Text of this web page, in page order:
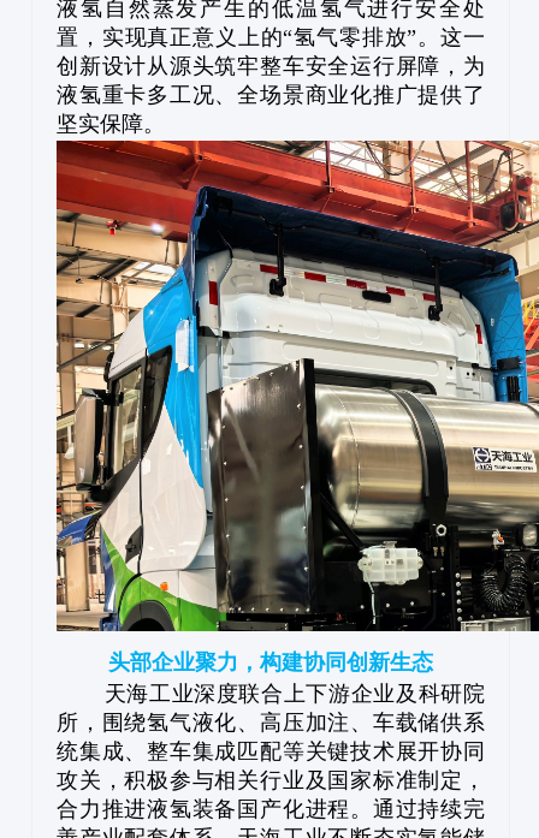
液氢自然蒸发产生的低温氢气进行安全处
置，实现真正意义上的“氢气零排放”。这一
创新设计从源头筑牢整车安全运行屏障，为
液氢重卡多工况、全场景商业化推广提供了
坚实保障。
头部企业聚力，构建协同创新生态
天海工业深度联合上下游企业及科研院
所，围绕氢气液化、高压加注、车载储供系
统集成、整车集成匹配等关键技术展开协同
攻关，积极参与相关行业及国家标准制定，
合力推进液氢装备国产化进程。通过持续完